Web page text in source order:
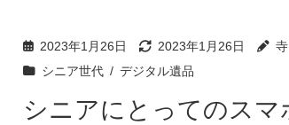
2023年1月26日 2023年1月26日
シニア世代
デジタル遺品
シニアにとってのスマ